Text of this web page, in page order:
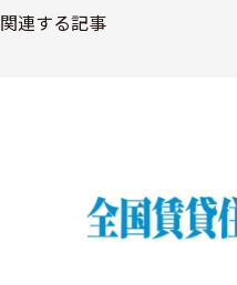
関連する記事